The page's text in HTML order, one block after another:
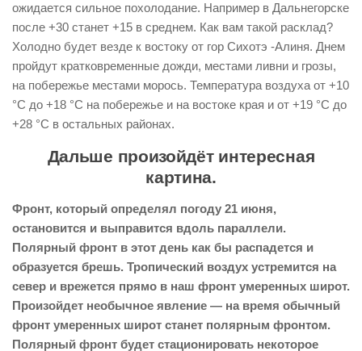
ожидается сильное похолодание. Например в Дальнегорске
после +30 станет +15 в среднем. Как вам такой расклад?
Холодно будет везде к востоку от гор Сихотэ -Алиня. Днем
пройдут кратковременные дожди, местами ливни и грозы,
на побережье местами морось. Температура воздуха от +10
°С до +18 °С на побережье и на востоке края и от +19 °С до
+28 °С в остальных районах.
Дальше произойдёт интересная
картина.
Фронт, который определял погоду 21 июня,
остановится и выправится вдоль параллели.
Полярный фронт в этот день как бы распадется и
образуется брешь. Тропический воздух устремится на
север и врежется прямо в наш фронт умеренных широт.
Произойдет необычное явление — на время обычный
фронт умеренных широт станет полярным фронтом.
Полярный фронт будет стационировать некоторое